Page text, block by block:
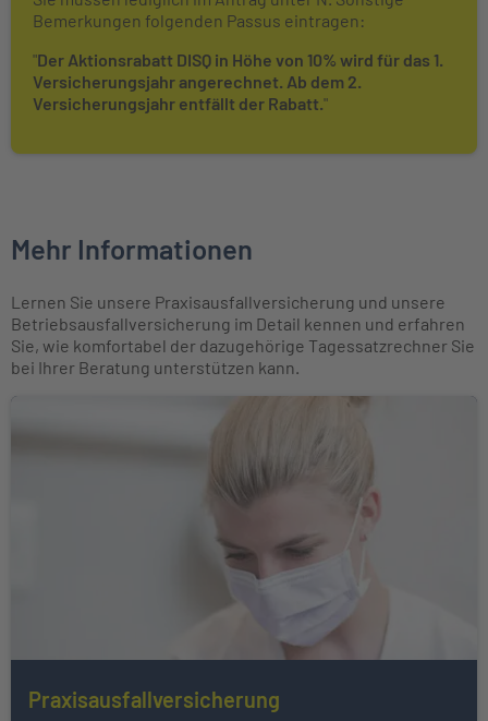
Bemerkungen folgenden Passus eintragen:
"Der Aktionsrabatt DISQ in Höhe von 10% wird für das 1.
Versicherungsjahr angerechnet. Ab dem 2.
Versicherungsjahr entfällt der Rabatt. "
Mehr Informationen
Lernen Sie unsere Praxisausfallversicherung und unsere
Betriebsausfallversicherung im Detail kennen und erfahren
Sie, wie komfortabel der dazugehörige Tagessatzrechner Sie
bei Ihrer Beratung unterstützen kann.
Praxisausfallversicherung